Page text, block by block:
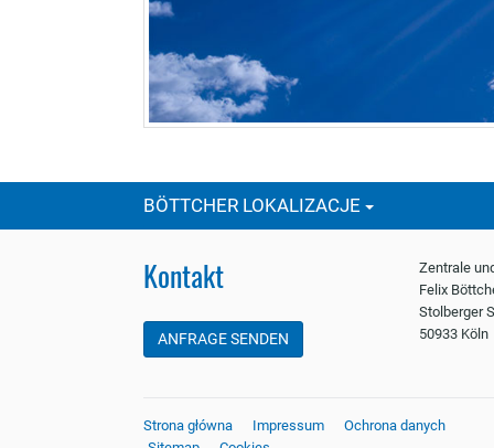
BÖTTCHER LOKALIZACJE
Kontakt
ANFRAGE SENDEN
Zentrale
Felix
Stolberger
50933 Köln
Strona główna Impressum
Ochrona danych